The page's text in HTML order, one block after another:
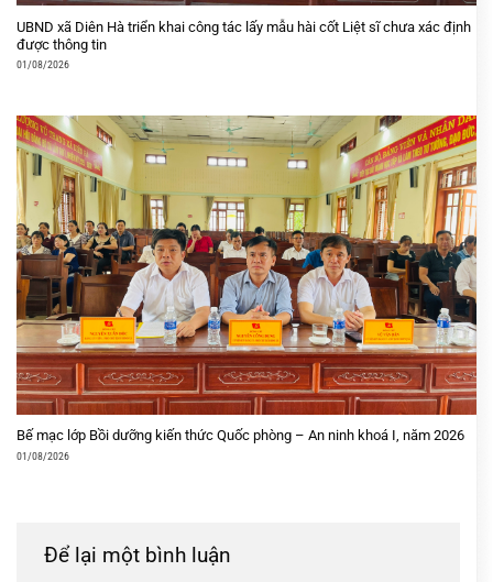
UBND xã Diên Hà triển khai công tác lấy mẫu hài cốt Liệt sĩ chưa xác định
được thông tin
01/08/2026
Bế mạc lớp Bồi dưỡng kiến thức Quốc phòng – An ninh khoá I, năm 2026
01/08/2026
Để lại một bình luận